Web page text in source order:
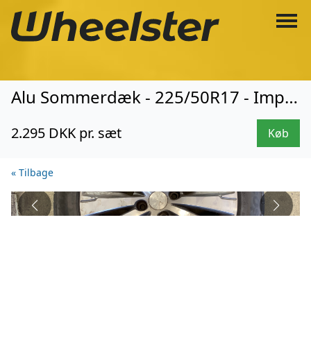
Alu Sommerdæk - 225/50R17 - Imperial (3336)
2.295 DKK pr. sæt Køb
« Tilbage